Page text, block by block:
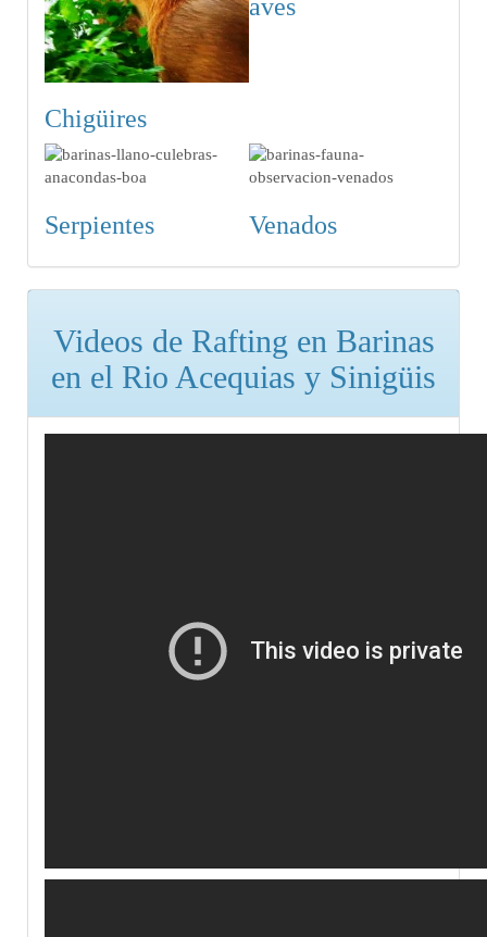
Chigüires
aves
Serpientes Venados
Videos de Rafting en Barinas
en el Rio Acequias y Sinigüis